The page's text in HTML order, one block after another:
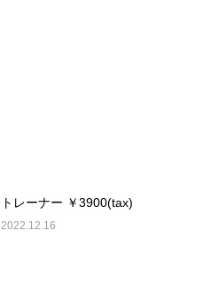
トレーナー ￥3900(tax)
2022.12.16